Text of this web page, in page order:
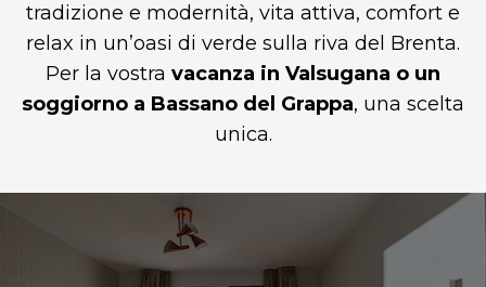
tradizione e modernità, vita attiva, comfort e
relax in un’oasi di verde sulla riva del Brenta.
Per la vostra vacanza in Valsugana o un
soggiorno a Bassano del Grappa, una scelta
unica.